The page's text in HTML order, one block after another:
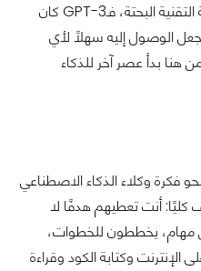
لم يكن ChatGPT جديدًا من الناحية التقنية البحتة، فـGPT-3 كان
كان جعل الوصول إليه سهلًا لأي
بدأ عصر آخر للذكاء
فكرة وكلاء الذكاء الاصطناعي
كليًا: أنت تعطيهم هدفًا لا
مهام، يخططون للخطوات،
وكتابة الكود وقراءة